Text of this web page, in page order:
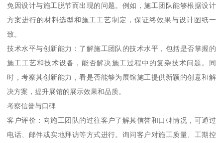
免因设计与施工脱节而出现的问题。例如，施工团队能够根据设计
方案进行的材料选型和施工工艺制定，保证终效果与设计图纸一
致。
技术水平与创新能力：了解施工团队的技术水平，包括是否掌握的
施工工艺和技术设备，能否解决施工过程中的复杂技术问题。同
时，考察其创新能力，看是否能够为展馆施工提供新颖的创意和解
决方案，提升展馆的展示效果和品质。
考察信誉与口碑
客户评价：向施工团队的过往客户了解其信誉和口碑情况，可通过
电话、邮件或实地拜访等方式进行。询问客户对施工质量、工期控